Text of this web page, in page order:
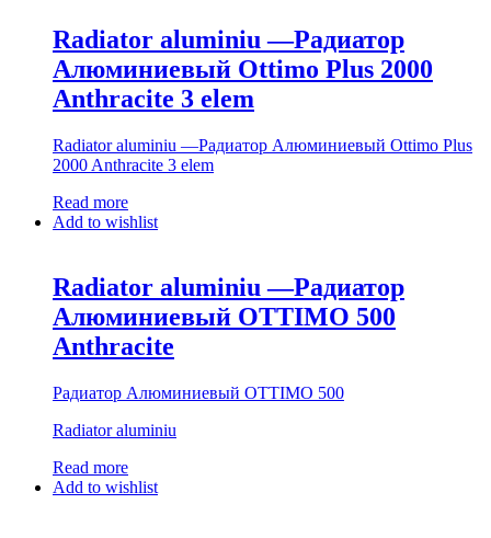
Radiator aluminiu —Радиатор
Алюминиевый Ottimo Plus 2000
Anthracite 3 elem
Radiator aluminiu —Радиатор Алюминиевый Ottimo Plus
2000 Anthracite 3 elem
Read more
Add to wishlist
Radiator aluminiu —Радиатор
Алюминиевый OTTIMO 500
Anthracite
Радиатор Алюминиевый OTTIMO 500
Radiator aluminiu
Read more
Add to wishlist